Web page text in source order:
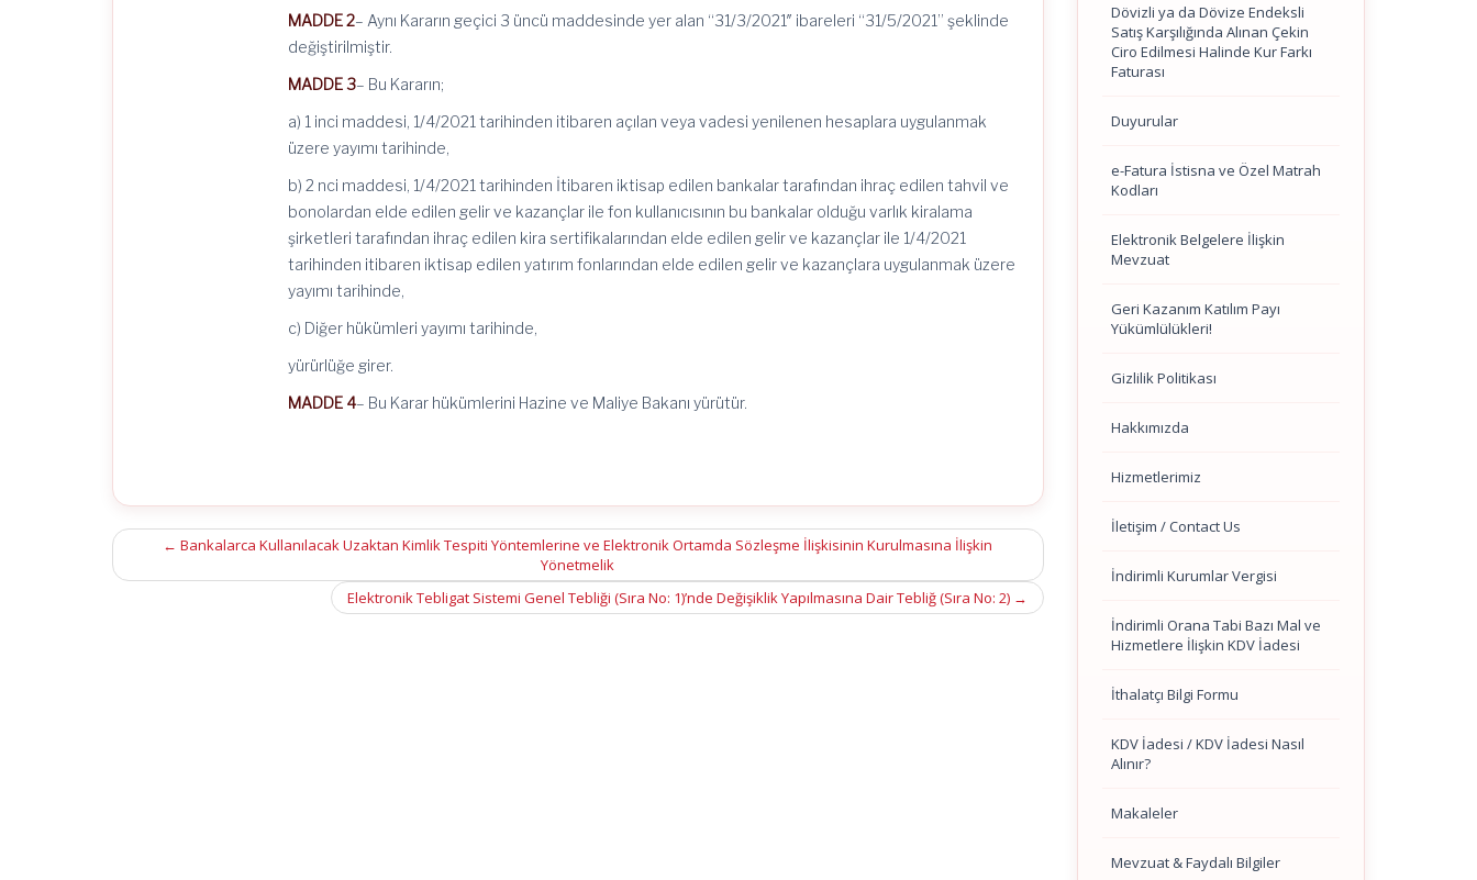
MADDE 2– Aynı Kararın geçici 3 üncü maddesinde yer alan “31/3/2021″ ibareleri “31/5/2021” şeklinde
değiştirilmiştir.
MADDE 3– Bu Kararın;
a) 1 inci maddesi, 1/4/2021 tarihinden itibaren açılan veya vadesi yenilenen hesaplara uygulanmak
üzere yayımı tarihinde,
b) 2 nci maddesi, 1/4/2021 tarihinden İtibaren iktisap edilen bankalar tarafından ihraç edilen tahvil ve
bonolardan elde edilen gelir ve kazançlar ile fon kullanıcısının bu bankalar olduğu varlık kiralama
şirketleri tarafından ihraç edilen kira sertifikalarından elde edilen gelir ve kazançlar ile 1/4/2021
tarihinden itibaren iktisap edilen yatırım fonlarından elde edilen gelir ve kazançlara uygulanmak üzere
yayımı tarihinde,
c) Diğer hükümleri yayımı tarihinde,
yürürlüğe girer.
MADDE 4– Bu Karar hükümlerini Hazine ve Maliye Bakanı yürütür.
Post
navigation
← Bankalarca Kullanılacak Uzaktan Kimlik Tespiti Yöntemlerine ve Elektronik Ortamda Sözleşme İlişkisinin Kurulmasına İlişkin
Yönetmelik
Elektronik Tebligat Sistemi Genel Tebliği (Sıra No: 1)’nde Değişiklik Yapılmasına Dair Tebliğ (Sıra No: 2) →
Dövizli ya da Dövize Endeksli
Satış Karşılığında Alınan Çekin
Ciro Edilmesi Halinde Kur Farkı
Faturası
Duyurular
e-Fatura İstisna ve Özel Matrah
Kodları
Elektronik Belgelere İlişkin
Mevzuat
Geri Kazanım Katılım Payı
Yükümlülükleri!
Gizlilik Politikası
Hakkımızda
Hizmetlerimiz
İletişim / Contact Us
İndirimli Kurumlar Vergisi
İndirimli Orana Tabi Bazı Mal ve
Hizmetlere İlişkin KDV İadesi
İthalatçı Bilgi Formu
KDV İadesi / KDV İadesi Nasıl
Alınır?
Makaleler
Mevzuat & Faydalı Bilgiler